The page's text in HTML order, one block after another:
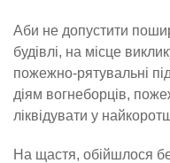
Аби не допустити
будівлі, на місце
пожежно-рятувальні
діям вогнеборців,
ліквідувати у
На щастя, обійшлося